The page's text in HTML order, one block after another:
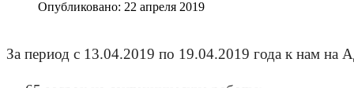
Опубликовано: 22 апреля 2019
За период с 13.04.2019 по 19.04.2019 года к нам